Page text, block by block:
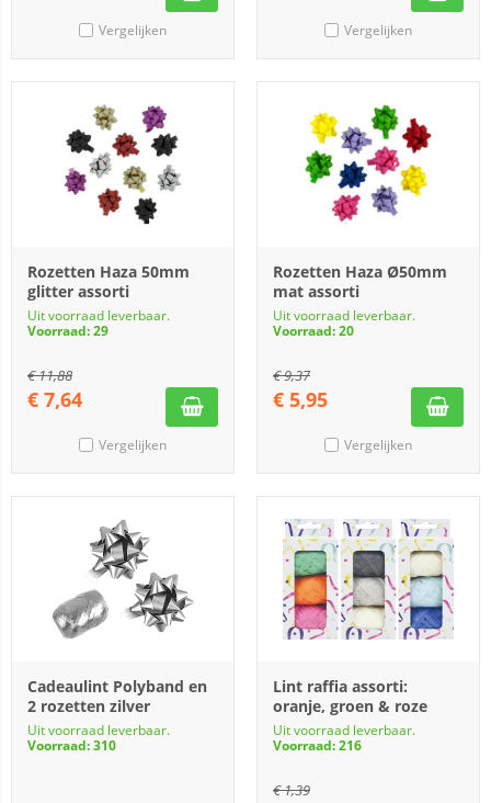
Vergelijken Vergelijken
Rozetten Haza 50mm
glitter assorti
Uit voorraad leverbaar.
Voorraad: 29
€11,88
€ 7,64
Vergelijken
Rozetten Haza Ø50mm
mat assorti
Uit voorraad leverbaar.
Voorraad: 20
€9,37
€ 5,95
Vergelijken
Cadeaulint Polyband en
2 rozetten zilver
Uit voorraad leverbaar.
Voorraad: 310
Lint raffia assorti:
oranje, groen & roze
Uit voorraad leverbaar.
Voorraad: 216
€1,39